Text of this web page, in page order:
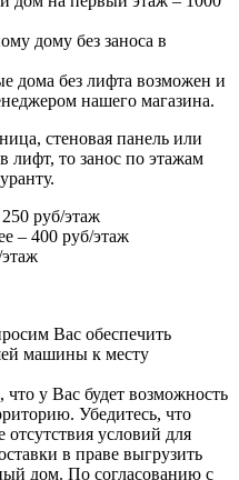
дому без заноса в
дома без лифта возможен и
нашего магазина.
стеновая панель или
лифт, то занос по этажам
руб/этаж
– 400 руб/этаж
Вас обеспечить
машины к месту
что у Вас будет возможность
Убедитесь, что
отсутствия условий для
в праве выгрузить
дом. По согласованию с